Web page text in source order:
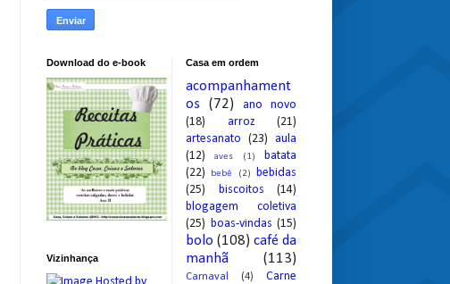
Download do e-book
Vizinhança
Casa em ordem
acompanhament
os
(72)
ano novo
(18)
arroz
(21)
artesanato (23) aula
(12)
aves (1)
batata
(22)
bebê (2)
bebidas
(25)
biscoitos
(14)
blogagem coletiva
(25) boas-vindas (15)
bolo (108) café da
manhã
(113)
Carnaval (4)
Carne